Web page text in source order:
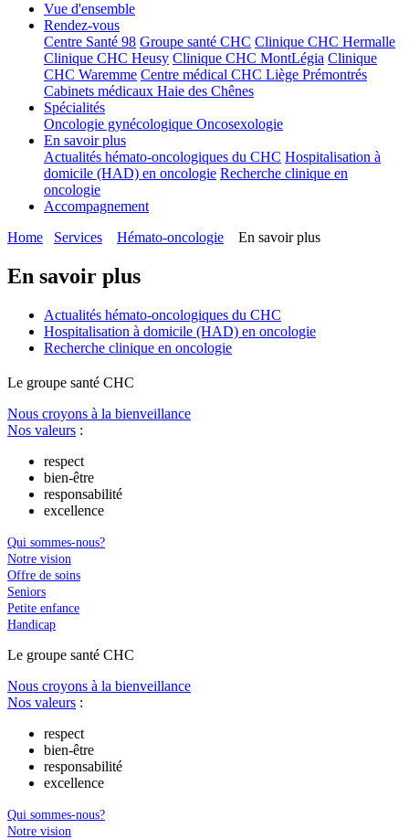
Vue d'ensemble
Rendez-vous
Centre Santé 98 Groupe santé CHC Clinique CHC Hermalle
Clinique CHC Heusy Clinique CHC MontLégia Clinique
CHC Waremme Centre médical CHC Liège Prémontrés
Cabinets médicaux Haie des Chênes
Spécialités
Oncologie gynécologique Oncosexologie
En savoir plus
Actualités hémato-oncologiques du CHC Hospitalisation à
domicile (HAD) en oncologie Recherche clinique en
oncologie
Accompagnement
Home
Services Hémato-oncologie En savoir plus
En savoir plus
Actualités hémato-oncologiques du CHC
Hospitalisation à domicile (HAD) en oncologie
Recherche clinique en oncologie
Le groupe santé CHC
Nous croyons à la bienveillance
Nos valeurs :
respect
bien-être
responsabilité
excellence
Qui sommes-nous?
Notre vision
Offre de soins
Seniors
Petite enfance
Handicap
Le groupe santé CHC
Nous croyons à la bienveillance
Nos valeurs :
respect
bien-être
responsabilité
excellence
Qui sommes-nous?
Notre vision